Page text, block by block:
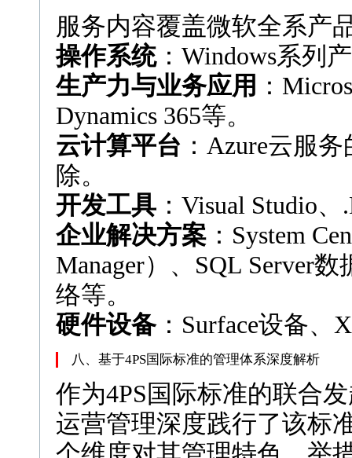
服务内容覆盖微软全系产
操作系统：Windows系列
生产力与业务应用 ：
Dynamics 365等。
云计算平台 ：Azure云服
除。
开发工具 ：Visual Studio
企业解决方案 ：System
Manager）、SQL Server
络等。
硬件设备：Surface设备、
八、基于4PS国际标准的管理体系深度解析
作为4PS国际标准的联合
运营管理深度践行了该标